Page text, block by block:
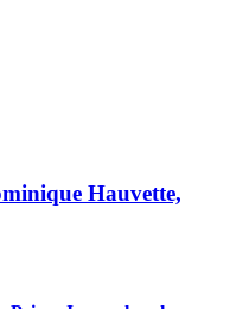
Hauvette,